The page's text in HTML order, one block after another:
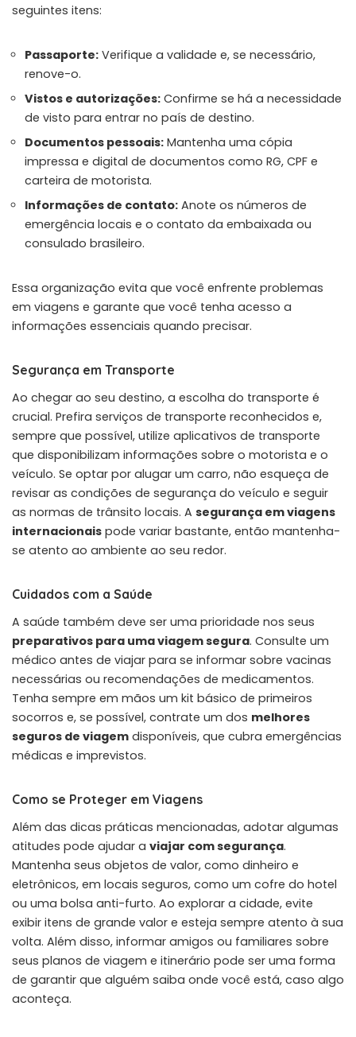
seguintes itens:
Passaporte: Verifique a validade e, se necessário,
renove-o.
Vistos e autorizações: Confirme se há a necessidade
de visto para entrar no país de destino.
Documentos pessoais: Mantenha uma cópia
impressa e digital de documentos como RG, CPF e
carteira de motorista.
Informações de contato: Anote os números de
emergência locais e o contato da embaixada ou
consulado brasileiro.
Essa organização evita que você enfrente problemas
em viagens e garante que você tenha acesso a
informações essenciais quando precisar.
Segurança em Transporte
Ao chegar ao seu destino, a escolha do transporte é
crucial. Prefira serviços de transporte reconhecidos e,
sempre que possível, utilize aplicativos de transporte
que disponibilizam informações sobre o motorista e o
veículo. Se optar por alugar um carro, não esqueça de
revisar as condições de segurança do veículo e seguir
as normas de trânsito locais. A segurança em viagens
internacionais pode variar bastante, então mantenha-
se atento ao ambiente ao seu redor.
Cuidados com a Saúde
A saúde também deve ser uma prioridade nos seus
preparativos para uma viagem segura. Consulte um
médico antes de viajar para se informar sobre vacinas
necessárias ou recomendações de medicamentos.
Tenha sempre em mãos um kit básico de primeiros
socorros e, se possível, contrate um dos melhores
seguros de viagem disponíveis, que cubra emergências
médicas e imprevistos.
Como se Proteger em Viagens
Além das dicas práticas mencionadas, adotar algumas
atitudes pode ajudar a viajar com segurança.
Mantenha seus objetos de valor, como dinheiro e
eletrônicos, em locais seguros, como um cofre do hotel
ou uma bolsa anti-furto. Ao explorar a cidade, evite
exibir itens de grande valor e esteja sempre atento à sua
volta. Além disso, informar amigos ou familiares sobre
seus planos de viagem e itinerário pode ser uma forma
de garantir que alguém saiba onde você está, caso algo
aconteça.